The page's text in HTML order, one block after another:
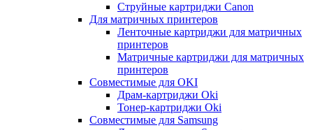
Струйные картриджи Canon
Для матричных принтеров
Ленточные картриджи для матричных
принтеров
Матричные картриджи для матричных
принтеров
Совместимые для OKI
Драм-картриджи Oki
Тонер-картриджи Oki
Совместимые для Samsung